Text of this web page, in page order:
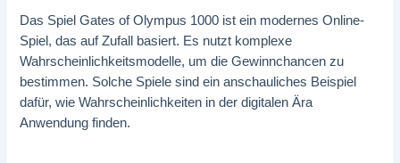
Das Spiel Gates of Olympus 1000 ist ein modernes Online-
Spiel, das auf Zufall basiert. Es nutzt komplexe
Wahrscheinlichkeitsmodelle, um die Gewinnchancen zu
bestimmen. Solche Spiele sind ein anschauliches Beispiel
dafür, wie Wahrscheinlichkeiten in der digitalen Ära
Anwendung finden.